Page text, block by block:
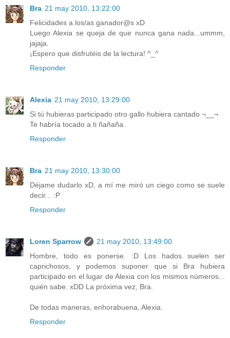
Bra 21 may 2010, 13:22:00
Felicidades a los/as ganador@s xD
Luego Alexia se queja de que nunca gana nada...ummm,
jajaja.
¡Espero que disfrutéis de la lectura! ^_^
Responder
Alexia 21 may 2010, 13:29:00
Si tú hubieras participado otro gallo hubiera cantado ¬__¬
Te habría tocado a ti ñañaña.
Responder
Bra 21 may 2010, 13:30:00
Déjame dudarlo xD, a mí me miró un ciego como se suele
decir... :P
Responder
Loren Sparrow
21 may 2010, 13:49:00
Hombre, todo es ponerse. :D Los hados suelen ser
caprichosos, y podemos suponer que si Bra hubiera
participado en el lugar de Alexia con los mismos números...
quién sabe. xDD La próxima vez, Bra.
De todas maneras, enhorabuena, Alexia.
Responder